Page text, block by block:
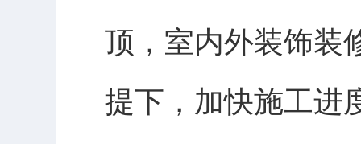
顶，室内外装饰装
提下，加快施工进